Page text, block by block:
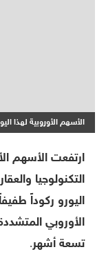
الأسهم الأوروبية لهذا
ارتفعت الأسهم
التكنولوجيا
اليورو ركوداً
الأوروبي
تسعة أشهر.